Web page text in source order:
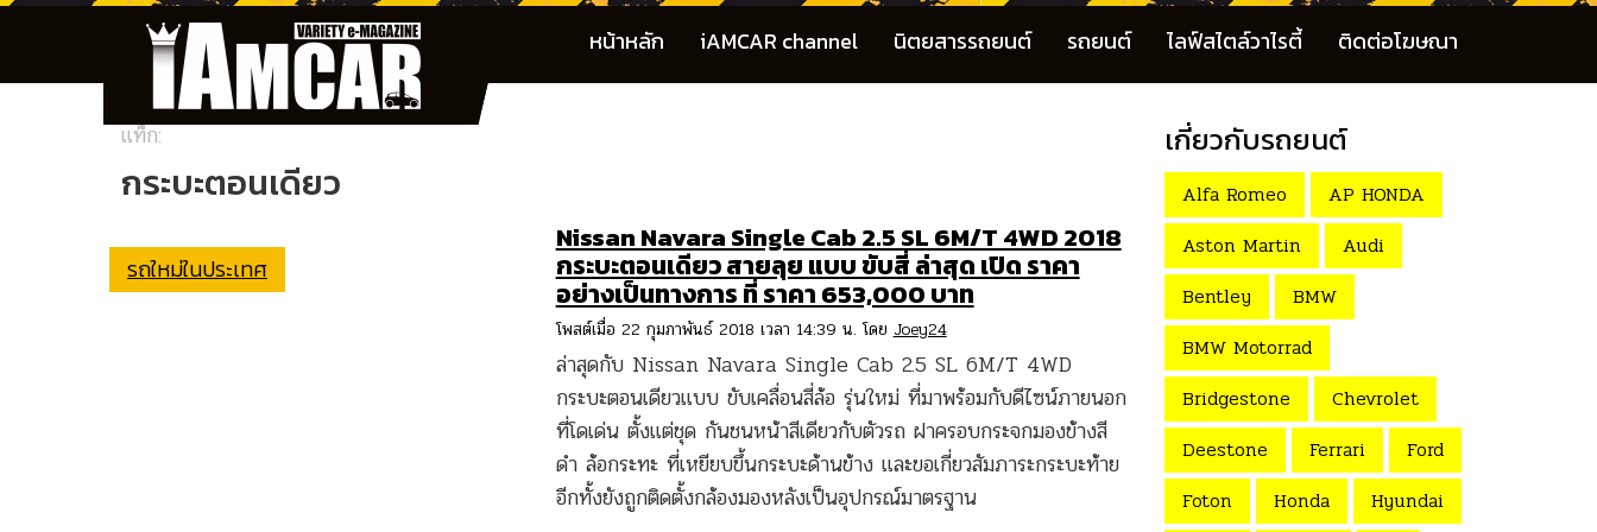
หน้าหลัก iAMCAR channel นิตยสารรถยนต์ รถยนต์ ไลฟ์สไตล์วาไรตี้ ติดต่อโฆษณา
แท็ก:
กระบะตอนเดียว
รถใหม่ในประเทศ
Nissan Navara Single Cab 2.5 SL 6M/T 4WD 2018
กระบะตอนเดียว สายลุย แบบ ขับสี่ ล่าสุด เปิด ราคา
อย่างเป็นทางการ ที่ ราคา 653,000 บาท
โพสต์เมื่อ 22 กุมภาพันธ์ 2018 เวลา 14:39 น. โดย Joey24
ล่าสุดกับ Nissan Navara Single Cab 2.5 SL 6M/T 4WD
กระบะตอนเดียวแบบ ขับเคลื่อนสี่ล้อ รุ่นใหม่ ที่มาพร้อมกับดีไซน์ภายนอก
ที่โดเด่น ตั้งแต่ชุด กันชนหน้าสีเดียวกับตัวรถ ฝาครอบกระจกมองข้างสี
ดำ ล้อกระทะ ที่เหยียบขึ้นกระบะด้านข้าง และขอเกี่ยวสัมภาระกระบะท้าย
อีกทั้งยังถูกติดตั้งกล้องมองหลังเป็นอุปกรณ์มาตรฐาน
เกี่ยวกับรถยนต์
Alfa Romeo
AP HONDA
Aston Martin
Audi
Bentley
BMW
BMW Motorrad
Bridgestone
Chevrolet
Deestone
Ferrari
Ford
Foton
Honda Hyundai